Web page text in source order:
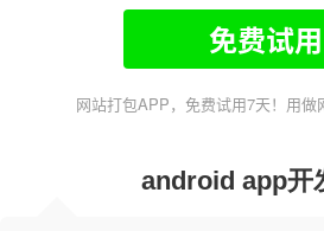
免费试用
网站打包APP，免费试用7天！用做
android app开